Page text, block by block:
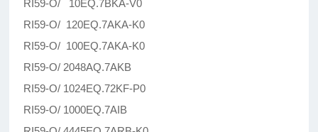
RI59-O/ 10EQ.7BKA-V0
RI59-O/ 120EQ.7AKA-K0
RI59-O/ 100EQ.7AKA-K0
RI59-O/ 2048AQ.7AKB
RI59-O/ 1024EQ.72KF-P0
RI59-O/ 1000EQ.7AIB